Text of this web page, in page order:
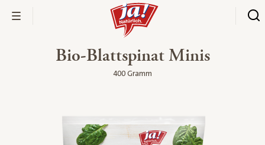
Bio-Blattspinat Minis
400 Gramm